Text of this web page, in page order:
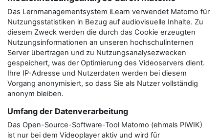
Das Lernmanagementsystem iLearn verwendet Matomo für
Nutzungsstatistiken in Bezug auf audiovisuelle Inhalte. Zu
diesem Zweck werden die durch das Cookie erzeugten
Nutzungsinformationen an unseren hochschulinternen
Server übertragen und zu Nutzungsanalysezwecken
gespeichert, was der Optimierung des Videoservers dient.
Ihre IP-Adresse und Nutzerdaten werden bei diesem
Vorgang anonymisiert, so dass Sie als Nutzer vollständig
anonym bleiben.
Umfang der Datenverarbeitung
Das Open-Source-Software-Tool Matomo (ehmals PIWIK)
ist nur bei dem Videoplayer aktiv und wird für